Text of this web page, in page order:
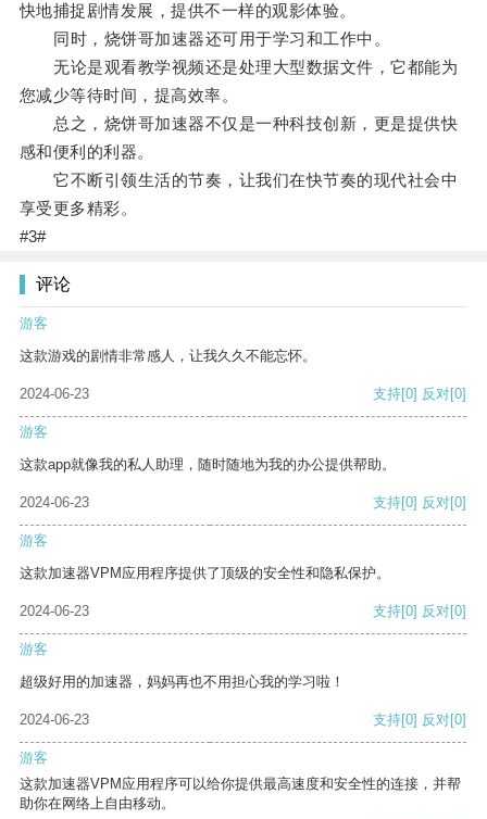
快地捕捉剧情发展，提供不一样的观影体验。
同时，烧饼哥加速器还可用于学习和工作中。
无论是观看教学视频还是处理大型数据文件，它都能为
您减少等待时间，提高效率。
总之，烧饼哥加速器不仅是一种科技创新，更是提供快
感和便利的利器。
它不断引领生活的节奏，让我们在快节奏的现代社会中
享受更多精彩。
#3#
评论
游客
这款游戏的剧情非常感人，让我久久不能忘怀。
2024-06-23 支持[0] 反对[0]
游客
这款app就像我的私人助理，随时随地为我的办公提供帮助。
2024-06-23 支持[0] 反对[0]
游客
这款加速器VPM应用程序提供了顶级的安全性和隐私保护。
2024-06-23 支持[0] 反对[0]
游客
超级好用的加速器，妈妈再也不用担心我的学习啦！
2024-06-23 支持[0] 反对[0]
游客
这款加速器VPM应用程序可以给你提供最高速度和安全性的连接，并帮
助你在网络上自由移动。